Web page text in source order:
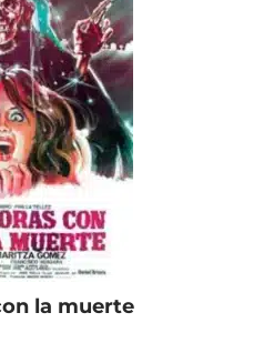
la muerte